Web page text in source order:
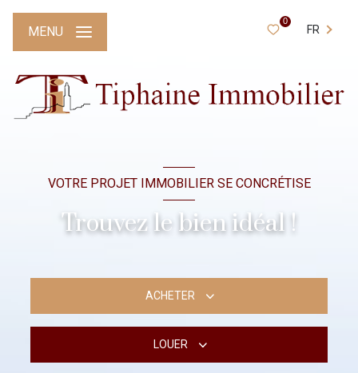
0
FR
MENU
VOTRE PROJET IMMOBILIER SE CONCRÉTISE
Trouvez le bien idéal !
ACHETER
LOUER